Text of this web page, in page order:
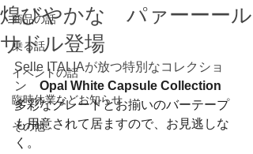
商品の話
乗る話
イベントの話
臨時休業などお知らせ
その他
煌びやかな パァーーール
サドル登場
Selle ITALIAが放つ特別なコレクショ
ン Opal White Capsule Collection
多彩なグレードとお揃いのバーテープ
も用意されて居ますので、お見逃しな
く。